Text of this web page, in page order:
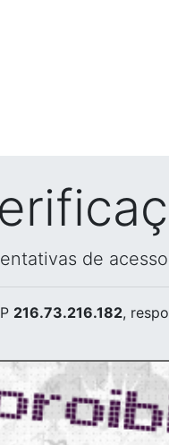
de
216.73.216.182,